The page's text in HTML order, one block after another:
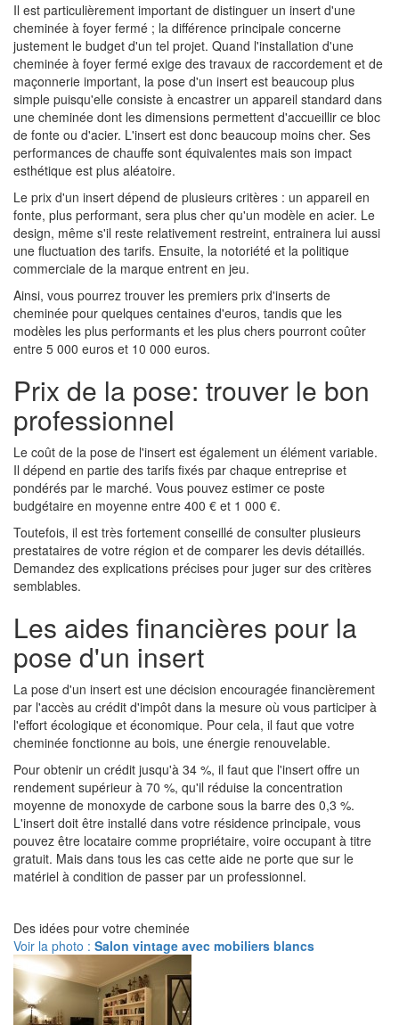
Il est particulièrement important de distinguer un insert d'une
cheminée à foyer fermé ; la différence principale concerne
justement le budget d'un tel projet. Quand l'installation d'une
cheminée à foyer fermé exige des travaux de raccordement et de
maçonnerie important, la pose d'un insert est beaucoup plus
simple puisqu'elle consiste à encastrer un appareil standard dans
une cheminée dont les dimensions permettent d'accueillir ce bloc
de fonte ou d'acier. L'insert est donc beaucoup moins cher. Ses
performances de chauffe sont équivalentes mais son impact
esthétique est plus aléatoire.
Le prix d'un insert dépend de plusieurs critères : un appareil en
fonte, plus performant, sera plus cher qu'un modèle en acier. Le
design, même s'il reste relativement restreint, entrainera lui aussi
une fluctuation des tarifs. Ensuite, la notoriété et la politique
commerciale de la marque entrent en jeu.
Ainsi, vous pourrez trouver les premiers prix d'inserts de
cheminée pour quelques centaines d'euros, tandis que les
modèles les plus performants et les plus chers pourront coûter
entre 5 000 euros et 10 000 euros.
Prix de la pose: trouver le bon
professionnel
Le coût de la pose de l'insert est également un élément variable.
Il dépend en partie des tarifs fixés par chaque entreprise et
pondérés par le marché. Vous pouvez estimer ce poste
budgétaire en moyenne entre 400 € et 1 000 €.
Toutefois, il est très fortement conseillé de consulter plusieurs
prestataires de votre région et de comparer les devis détaillés.
Demandez des explications précises pour juger sur des critères
semblables.
Les aides financières pour la
pose d'un insert
La pose d'un insert est une décision encouragée financièrement
par l'accès au crédit d'impôt dans la mesure où vous participer à
l'effort écologique et économique. Pour cela, il faut que votre
cheminée fonctionne au bois, une énergie renouvelable.
Pour obtenir un crédit jusqu'à 34 %, il faut que l'insert offre un
rendement supérieur à 70 %, qu'il réduise la concentration
moyenne de monoxyde de carbone sous la barre des 0,3 %.
L'insert doit être installé dans votre résidence principale, vous
pouvez être locataire comme propriétaire, voire occupant à titre
gratuit. Mais dans tous les cas cette aide ne porte que sur le
matériel à condition de passer par un professionnel.
Des idées pour votre cheminée
Voir la photo : Salon vintage avec mobiliers blancs